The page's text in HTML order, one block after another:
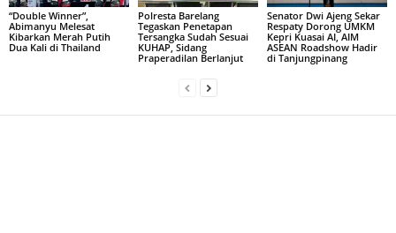
“Double Winner”,
Abimanyu Melesat
Kibarkan Merah Putih
Dua Kali di Thailand
Polresta Barelang
Tegaskan Penetapan
Tersangka Sudah Sesuai
KUHAP, Sidang
Praperadilan Berlanjut
Senator Dwi Ajeng Sekar
Respaty Dorong UMKM
Kepri Kuasai AI, AIM
ASEAN Roadshow Hadir
di Tanjungpinang